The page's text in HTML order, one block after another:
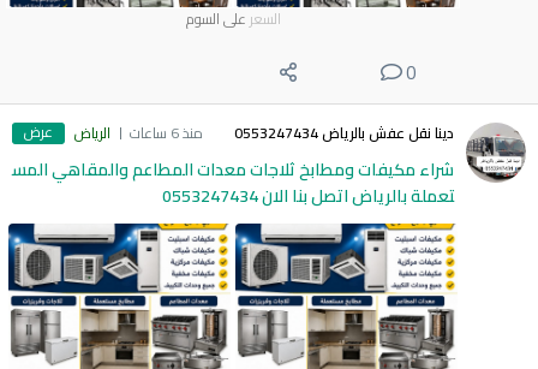
السعر على السوم
0
دينا نقل عفش بالرياض 0553247434 منذ 6 ساعات الرياض عرض
شراء مكيفات ومطابخ ثلاجات معدات المطاعم والمقاهي المس
تعملة بالرياض اتصل بنا الان 0553247434